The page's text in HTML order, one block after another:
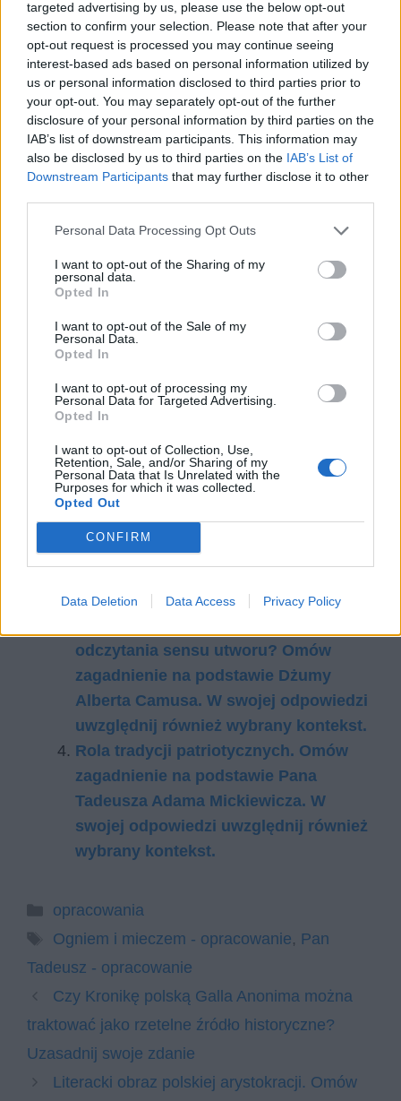
targeted advertising by us, please use the below opt-out
section to confirm your selection. Please note that after your
opt-out request is processed you may continue seeing
interest-based ads based on personal information utilized by
us or personal information disclosed to third parties prior to
your opt-out. You may separately opt-out of the further
disclosure of your personal information by third parties on the
IAB’s list of downstream participants. This information may
also be disclosed by us to third parties on the IAB’s List of
Downstream Participants that may further disclose it to other
Personal Data Processing Opt Outs
I want to opt-out of the Sharing of my
personal data.
Opted In
I want to opt-out of the Sale of my
Personal Data.
Opted In
I want to opt-out of processing my
Personal Data for Targeted Advertising.
Opted In
I want to opt-out of Collection, Use,
Retention, Sale, and/or Sharing of my
Personal Data that Is Unrelated with the
Purposes for which it was collected.
Opted Out
CONFIRM
Data Deletion Data Access Privacy Policy
narodu tak mężnych i odważnych jednostek jak
Jan Skrzetuski czy Michał Wołodyjowski.
Oczywiście Sienkiewicz jest znany ze swojej
skłonności do idealizacji. Wiemy dobrze, że w
każdym narodzie, w każdej społeczności
zdarzają się zarówno ludzie mądrzy i szlachetni,
jak i ci nieuczciwi i podli.
Sienkiewicz skupił się jednak na tych dobrych
stronach polskiej natury. Pisał „ku pokrzepieniu
opisywał te zdarzenia, które miały uwznioślać
Polaków i przypominać im, jak wielkich mają
przodków, którzy z niejednego
niebezpieczeństwa potrafili swoją ojczyznę
wybronić. Taka idealizacja miała szczególny
wpływ na ducha narodowego w czasie zaborów.
dzień.
Czytaj także:
Motyw ojczyzny w literaturze –
konteksty z różnych epok
literaturze różnych epok
odczytania sensu utworu? Omów
zagadnienie na podstawie Dżumy
Alberta Camusa. W swojej odpowiedzi
uwzględnij również wybrany kontekst.
Rola tradycji patriotycznych. Omów
zagadnienie na podstawie Pana
Tadeusza Adama Mickiewicza. W
swojej odpowiedzi uwzględnij również
wybrany kontekst.
Kategorie
opracowania
Tagi
Ogniem i mieczem - opracowanie, Pan
Tadeusz - opracowanie
Czy Kronikę polską Galla Anonima można
traktować jako rzetelne źródło historyczne?
Uzasadnij swoje zdanie
Literacki obraz polskiej arystokracji. Omów